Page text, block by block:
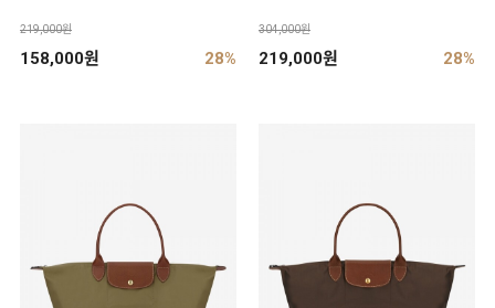
219,000원
158,000원 28%
304,000원
219,000원 28%